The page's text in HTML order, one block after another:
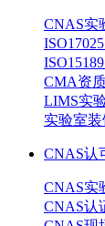
CNAS实
CMA资
LIMS实
实验室
CNAS认
CNAS实
CNAS认